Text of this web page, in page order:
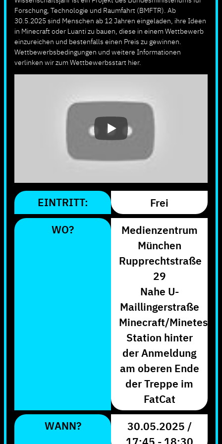
Forschung, Technologie und Raumfahrt (BMFTR). Ab
30.5.2025 sind Menschen ab 12 Jahren eingeladen, ihre Ideen
in Minecraft oder Luanti zu bauen, diese in einem Wettbewerb
einzureichen und bestenfalls einen Preis zu gewinnen.
Wettbewerbsbedingungen und weitere Informationen
verlinken wir zum Wettbewerbsstart hier.
EINTRITT:
Frei
WO?
Medienzentrum
München
Rupprechtstraße
29
Nahe U-
Maillingerstraße
Minecraft/Minetest
Station hinter
der Anmeldung
am oberen Ende
der Treppe im
FatCat
WANN?
30.05.2025 /